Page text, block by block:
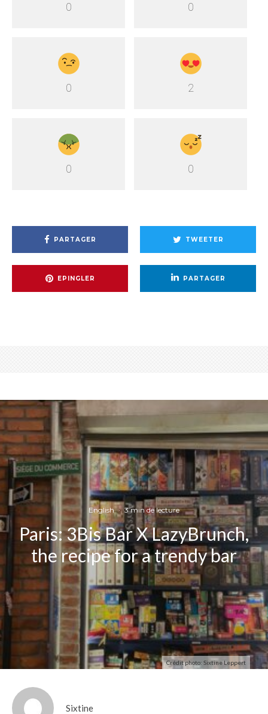
0 0
0 2
0 0
PARTAGER TWEETER
EPINGLER PARTAGER
Crédit photo: Sixtine Leppert
English · 3 min de lecture
Paris: 3Bis Bar X LazyBrunch,
the recipe for a trendy bar
Sixtine